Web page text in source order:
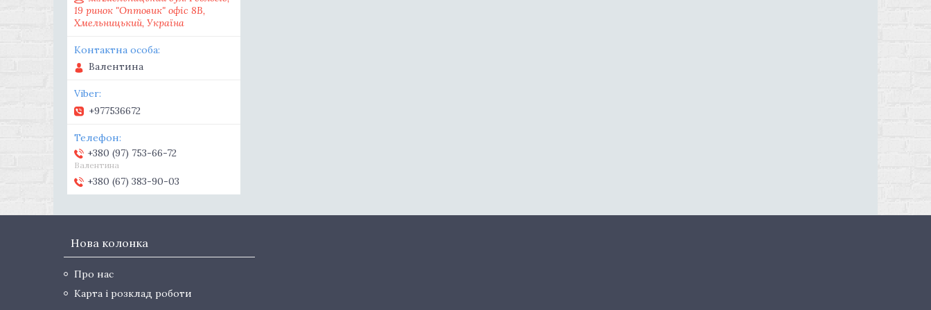
19 ринок "Оптовик" офіс 8В,
Хмельницький, Україна
Валентина
+977536672
+380 (97) 753-66-72
Валентина
+380 (67) 383-90-03
Нова колонка
Про нас
Карта і розклад роботи